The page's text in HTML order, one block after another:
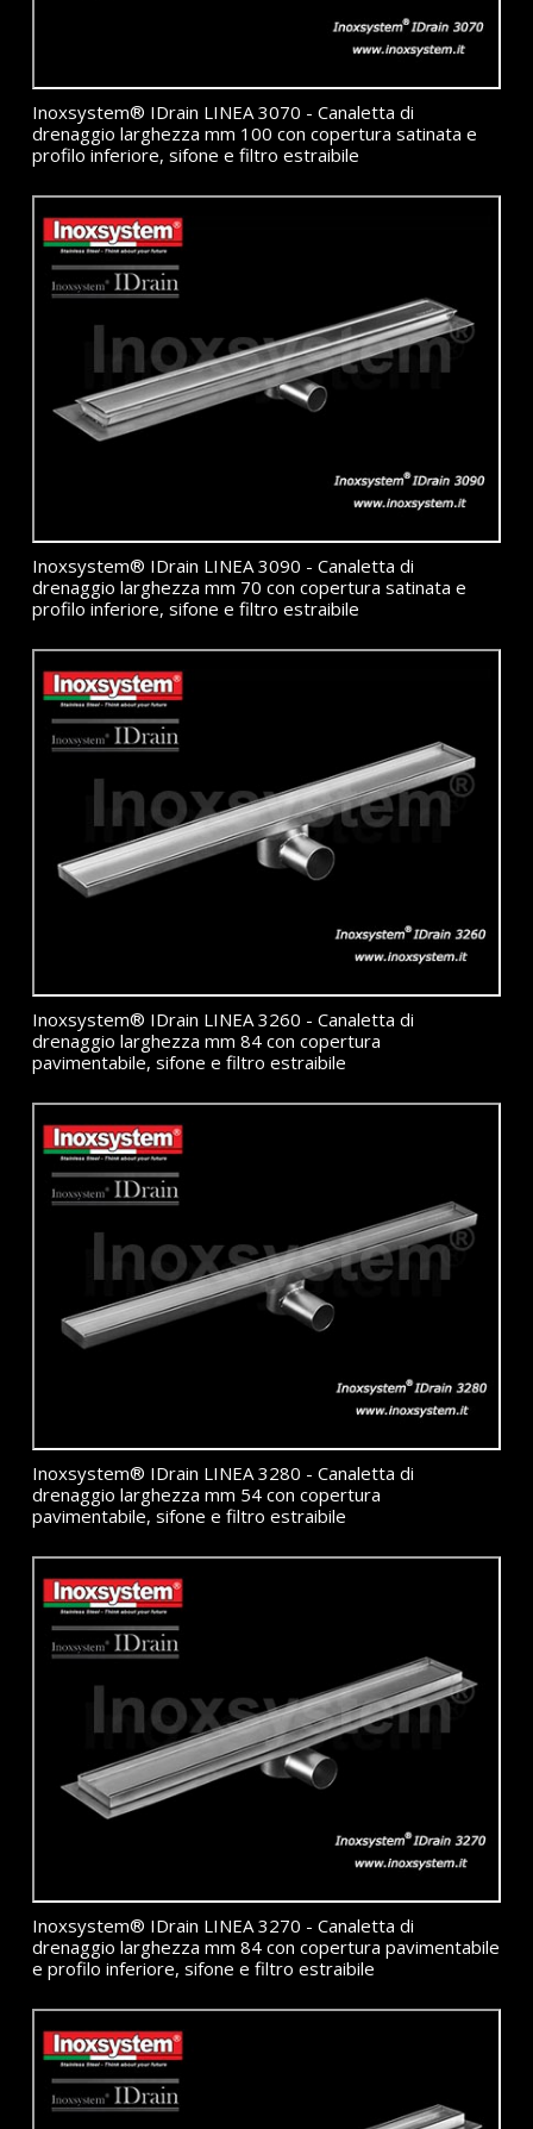
Inoxsystem® IDrain LINEA 3070 - Canaletta di
drenaggio larghezza mm 100 con copertura satinata e
profilo inferiore, sifone e filtro estraibile
Inoxsystem® IDrain LINEA 3090 - Canaletta di
drenaggio larghezza mm 70 con copertura satinata e
profilo inferiore, sifone e filtro estraibile
Inoxsystem® IDrain LINEA 3260 - Canaletta di
drenaggio larghezza mm 84 con copertura
pavimentabile, sifone e filtro estraibile
Inoxsystem® IDrain LINEA 3280 - Canaletta di
drenaggio larghezza mm 54 con copertura
pavimentabile, sifone e filtro estraibile
Inoxsystem® IDrain LINEA 3270 - Canaletta di
drenaggio larghezza mm 84 con copertura pavimentabile
e profilo inferiore, sifone e filtro estraibile